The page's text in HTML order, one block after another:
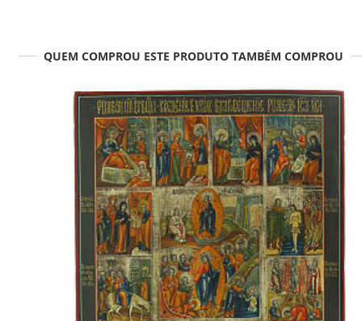
QUEM COMPROU ESTE PRODUTO TAMBÉM COMPROU